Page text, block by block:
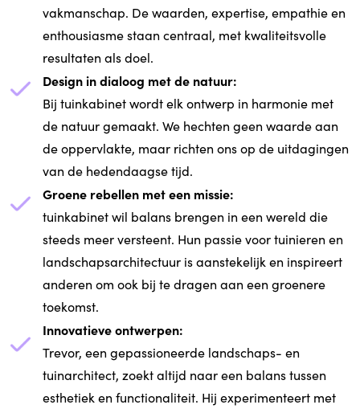
vakmanschap. De waarden, expertise, empathie en
enthousiasme staan centraal, met kwaliteitsvolle
resultaten als doel.
Design in dialoog met de natuur:
Bij tuinkabinet wordt elk ontwerp in harmonie met
de natuur gemaakt. We hechten geen waarde aan
de oppervlakte, maar richten ons op de uitdagingen
van de hedendaagse tijd.
Groene rebellen met een missie:
tuinkabinet wil balans brengen in een wereld die
steeds meer versteent. Hun passie voor tuinieren en
landschapsarchitectuur is aanstekelijk en inspireert
anderen om ook bij te dragen aan een groenere
toekomst.
Innovatieve ontwerpen:
Trevor, een gepassioneerde landschaps- en
tuinarchitect, zoekt altijd naar een balans tussen
esthetiek en functionaliteit. Hij experimenteert met